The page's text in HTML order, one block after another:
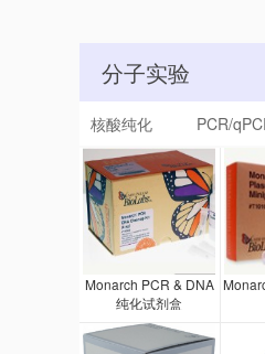
分子实验
核酸纯化 PCR/
Monarch PCR & DNA
纯化试剂盒